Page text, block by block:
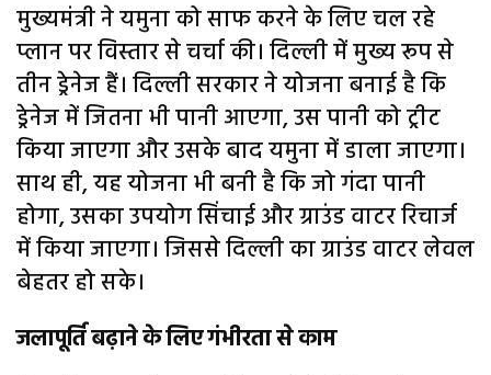
मुख्यमंत्री ने यमुना को साफ करने के लिए चल रहे
प्लान पर विस्तार से चर्चा की। दिल्ली में मुख्य रूप से
तीन ड्रेनेज हैं। दिल्ली सरकार ने योजना बनाई है कि
ड्रेनेज में जितना भी पानी आएगा, उस पानी को ट्रीट
किया जाएगा और उसके बाद यमुना में डाला जाएगा।
साथ ही, यह योजना भी बनी है कि जो गंदा पानी
होगा, उसका उपयोग सिंचाई और ग्राउंड वाटर रिचार्ज
में किया जाएगा। जिससे दिल्ली का ग्राउंड वाटर लेवल
बेहतर हो सके।
जलापूर्ति बढ़ाने के लिए गंभीरता से काम